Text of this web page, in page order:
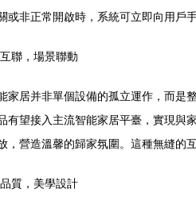
或非正常開啟時，系統可立即向用戶
聯，場景聯動
家居并非單個設備的孤立運作，而是
有望接入主流智能家居平臺，實現與
，營造溫馨的歸家氛圍。這種無縫的
質，美學設計